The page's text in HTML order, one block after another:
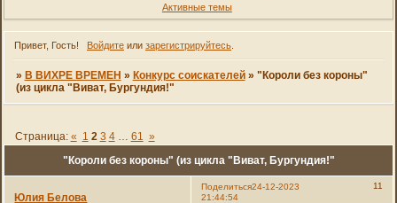
Активные темы
Привет, Гость! Войдитеили зарегистрируйтесь.
» В ВИХРЕ ВРЕМЕН » Конкурс соискателей » "Короли без короны"
(из цикла "Виват, Бургундия!"
"Короли без короны" (из цикла "Виват, Бургундия!"
Страница: « 1 2 3 4 … 61 »
Поделиться 11
24-12-2023
21:44:54
Юлия Белова